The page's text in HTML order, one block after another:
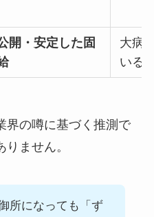
開・安定した固
大病
いる
の噂に基づく推測で
ません。
所になっても「ず